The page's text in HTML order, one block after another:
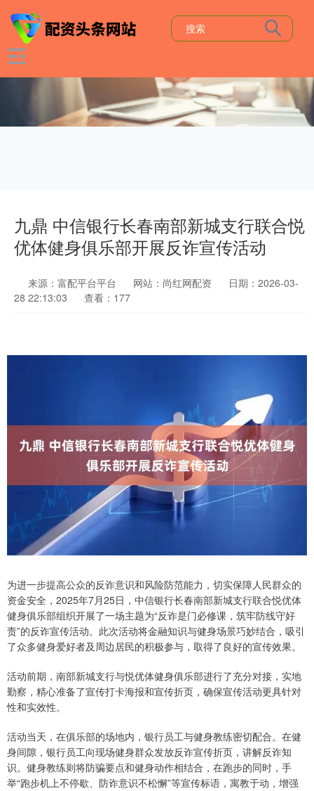
九鼎 中信银行长春南部新城支行联合悦
优体健身俱乐部开展反诈宣传活动
来源：富配平台平台 网站：尚红网配资
日期：2026-03-
28 22:13:03
查看：177
为进一步提高公众的反诈意识和风险防范能力，切实保障人民群众的
资金安全，2025年7月25日，中信银行长春南部新城支行联合悦优体
健身俱乐部组织开展了一场主题为“反诈是门必修课，筑牢防线守好
责”的反诈宣传活动。此次活动将金融知识与健身场景巧妙结合，吸引
了众多健身爱好者及周边居民的积极参与，取得了良好的宣传效果。
活动前期，南部新城支行与悦优体健身俱乐部进行了充分对接，实地
勤察，精心准备了宣传打卡海报和宣传折页，确保宣传活动更具针对
性和实效性。
活动当天，在俱乐部的场地内，银行员工与健身教练密切配合。在健
身间隙，银行员工向现场健身群众发放反诈宣传折页，讲解反诈知
识。健身教练则将防骗要点和健身动作相结合，在跑步的同时，手
举“跑步机上不停歇、防诈意识不松懈”等宣传标语，寓教于动，增强